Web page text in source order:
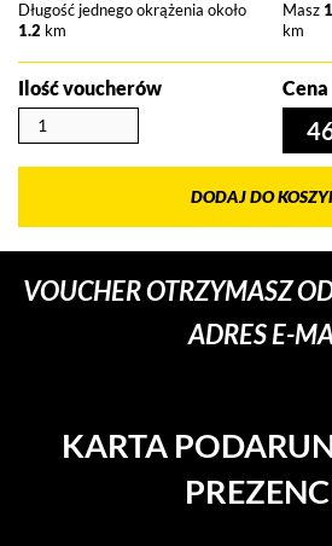
Długość jednego okrążenia około
1.2 km
Masz 1
km
Ilość voucherów Cena
DODAJ DO
VOUCHER OTRZYMASZ
ADRES E-
KARTA